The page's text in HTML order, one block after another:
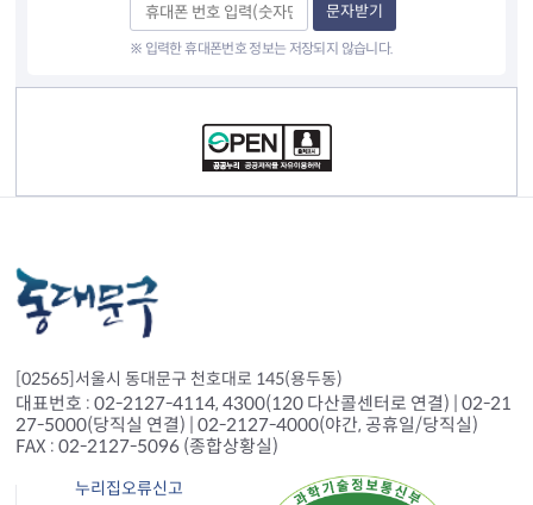
문자받기
※ 입력한 휴대폰번호 정보는 저장되지 않습니다.
[02565]서울시 동대문구 천호대로 145(용두동)
대표번호 : 02-2127-4114, 4300(120 다산콜센터로 연결) | 02-21
27-5000(당직실 연결) | 02-2127-4000(야간, 공휴일/당직실)
FAX : 02-2127-5096 (종합상황실)
누리집오류신고